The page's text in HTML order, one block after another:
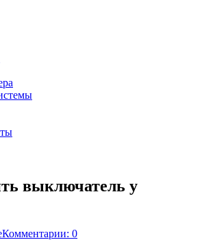
выключатель у
Комментарии: 0